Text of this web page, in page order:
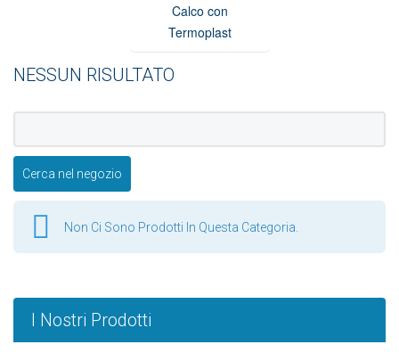
Calco con
Termoplast
NESSUN RISULTATO
Non Ci Sono Prodotti In Questa Categoria.
I Nostri Prodotti